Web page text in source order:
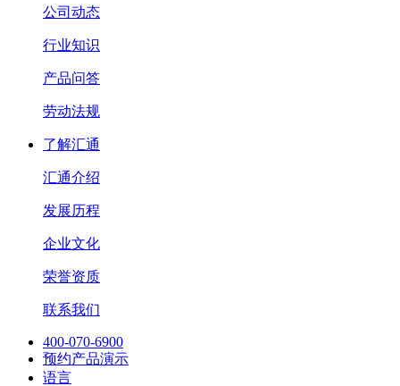
公司动态
行业知识
产品问答
劳动法规
了解汇通
汇通介绍
发展历程
企业文化
荣誉资质
联系我们
400-070-6900
预约产品演示
语言